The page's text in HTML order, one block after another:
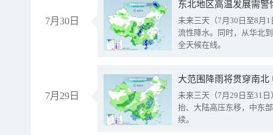
7月30日
东北地区高温发展需
未来三天（7月30日至8月
流性降水。同时，从华北
全天候在线。
7月29日
大范围降雨将贯穿南
未来三天（7月29日至31
抬、大陆高压东移，中东
续。